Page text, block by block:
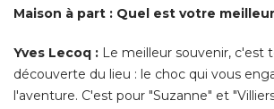
l'aventure. C'est pour "Suzanne" et
fait par accident. Quant au dernier
des Charentes, j'ai été encore plus
que Fénelon, lié à ma famille, y avait été.